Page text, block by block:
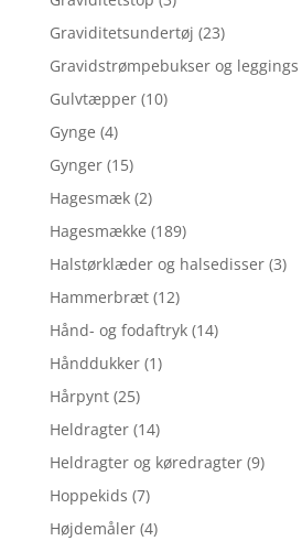
Graviditetsundertøj (23)
Gravidstrømpebukser og leggings
Gulvtæpper (10)
Gynge (4)
Gynger (15)
Hagesmæk (2)
Hagesmække (189)
Halstørklæder og halsedisser (3)
Hammerbræt (12)
Hånd- og fodaftryk (14)
Hånddukker (1)
Hårpynt (25)
Heldragter (14)
Heldragter og køredragter (9)
Hoppekids (7)
Højdemåler (4)